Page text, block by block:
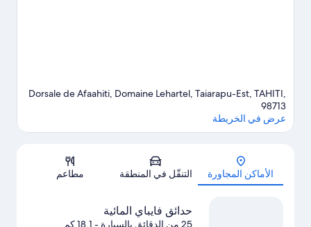
Dorsale de Afaahiti, Domaine Lehartel, Taiarapu-Est, TAHITI,
98713
عرض في الخريطة
الأماكن المجاورة التنقّل في المنطقة مطاعم
حدائق فايباي المائية